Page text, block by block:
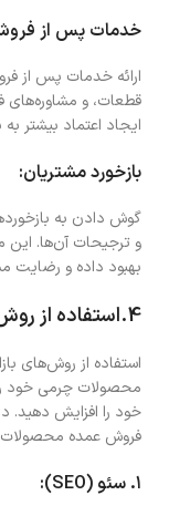
خدمات پس از
ارائه خدمات پس از
قطعات، و مشاوره‌های
ایجاد اعتماد بیشتر
بازخورد مشتریان:
گوش دادن به
و ترجیحات آن‌ها. این
بهبود داده و رضایت
4.استفاده از روش‌های بازاریابی مناسب
استفاده از روش‌های
محصولات چرمی خود
خود را افزایش دهید.
فروش عمده محصولات
۱. سئو (SEO):